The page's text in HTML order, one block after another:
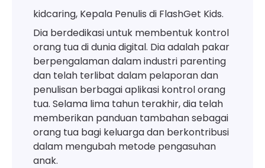
kidcaring, Kepala Penulis di FlashGet Kids.
Dia berdedikasi untuk membentuk kontrol
orang tua di dunia digital. Dia adalah pakar
berpengalaman dalam industri parenting
dan telah terlibat dalam pelaporan dan
penulisan berbagai aplikasi kontrol orang
tua. Selama lima tahun terakhir, dia telah
memberikan panduan tambahan sebagai
orang tua bagi keluarga dan berkontribusi
dalam mengubah metode pengasuhan
anak.